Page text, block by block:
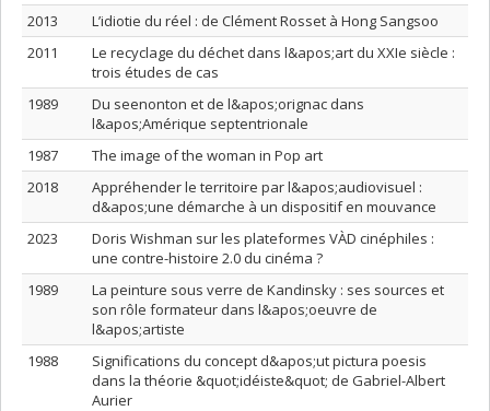
2013
L’idiotie du réel : de Clément Rosset à Hong Sangsoo
2011
Le recyclage du déchet dans l&apos;art du XXIe siècle :
trois études de cas
1989
Du seenonton et de l&apos;orignac dans
l&apos;Amérique septentrionale
1987
The image of the woman in Pop art
2018
Appréhender le territoire par l&apos;audiovisuel :
d&apos;une démarche à un dispositif en mouvance
2023
Doris Wishman sur les plateformes VÀD cinéphiles :
une contre-histoire 2.0 du cinéma ?
1989
La peinture sous verre de Kandinsky : ses sources et
son rôle formateur dans l&apos;oeuvre de
l&apos;artiste
1988
Significations du concept d&apos;ut pictura poesis
dans la théorie &quot;idéiste&quot; de Gabriel-Albert
Aurier